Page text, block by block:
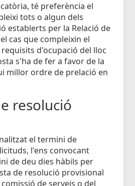
té preferència el
tots o algun dels
establerts per la Relació de
cas que compleixin el
d'ocupació del lloc
s'ha de fer a favor de la
millor ordre de prelació en
resolució
el termini de
l'ens convocant
de deu dies hàbils per
de resolució provisional
de serveis o del